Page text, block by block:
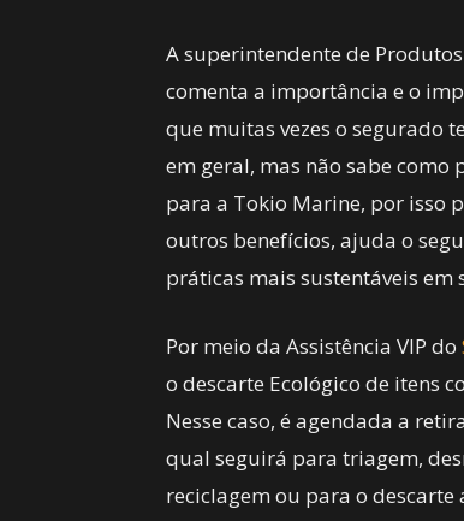
A superintendente de
comenta a importância e o
que muitas vezes o segurado
em geral, mas não sabe
para a Tokio Marine, por isso
outros benefícios, ajuda o
práticas mais sustentáveis em
Por meio da Assistência VIP do
o descarte Ecológico de itens
Nesse caso, é agendada a
qual seguirá para triagem,
reciclagem ou para o descarte